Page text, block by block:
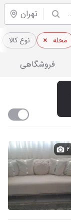
تهران
محله نوع کالا
فروشگاهی
۲